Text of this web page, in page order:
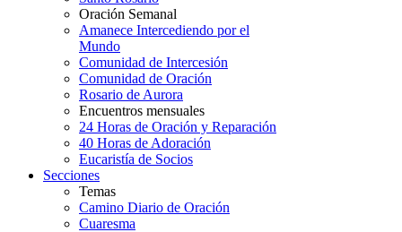
Oración Semanal
Amanece Intercediendo por el
Mundo
Comunidad de Intercesión
Comunidad de Oración
Rosario de Aurora
Encuentros mensuales
24 Horas de Oración y Reparación
40 Horas de Adoración
Eucaristía de Socios
Secciones
Temas
Camino Diario de Oración
Cuaresma